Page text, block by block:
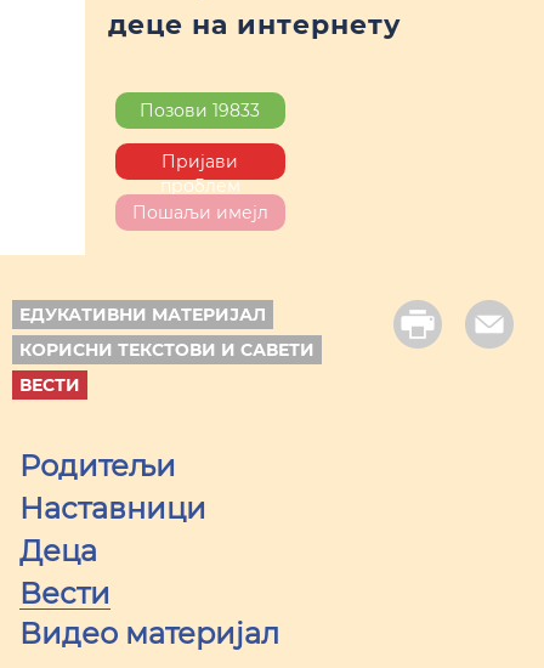
деце на интернету
Позови 19833
Пријави
проблем
Пошаљи имејл
ЕДУКАТИВНИ МАТЕРИЈАЛ
КОРИСНИ ТЕКСТОВИ И САВЕТИ
ВЕСТИ
Родитељи
Наставници
Деца
Вести
Видео материјал